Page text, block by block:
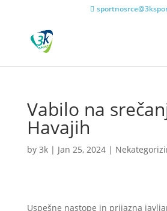
Vabilo na
Havajih
by 3k| Jan 25, 2024|
Uspešne nastope in prijazna